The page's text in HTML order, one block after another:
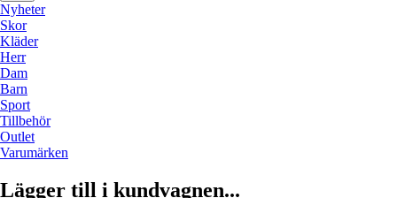
Nyheter
Skor
Kläder
Herr
Dam
Barn
Sport
Tillbehör
Outlet
Varumärken
Lägger till i kundvagnen...